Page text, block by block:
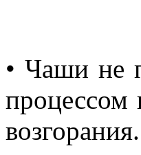
• Чаши не
процессом
возгорания.